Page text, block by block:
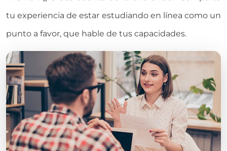
tu experiencia de estar estudiando en línea como un
punto a favor, que hable de tus capacidades.